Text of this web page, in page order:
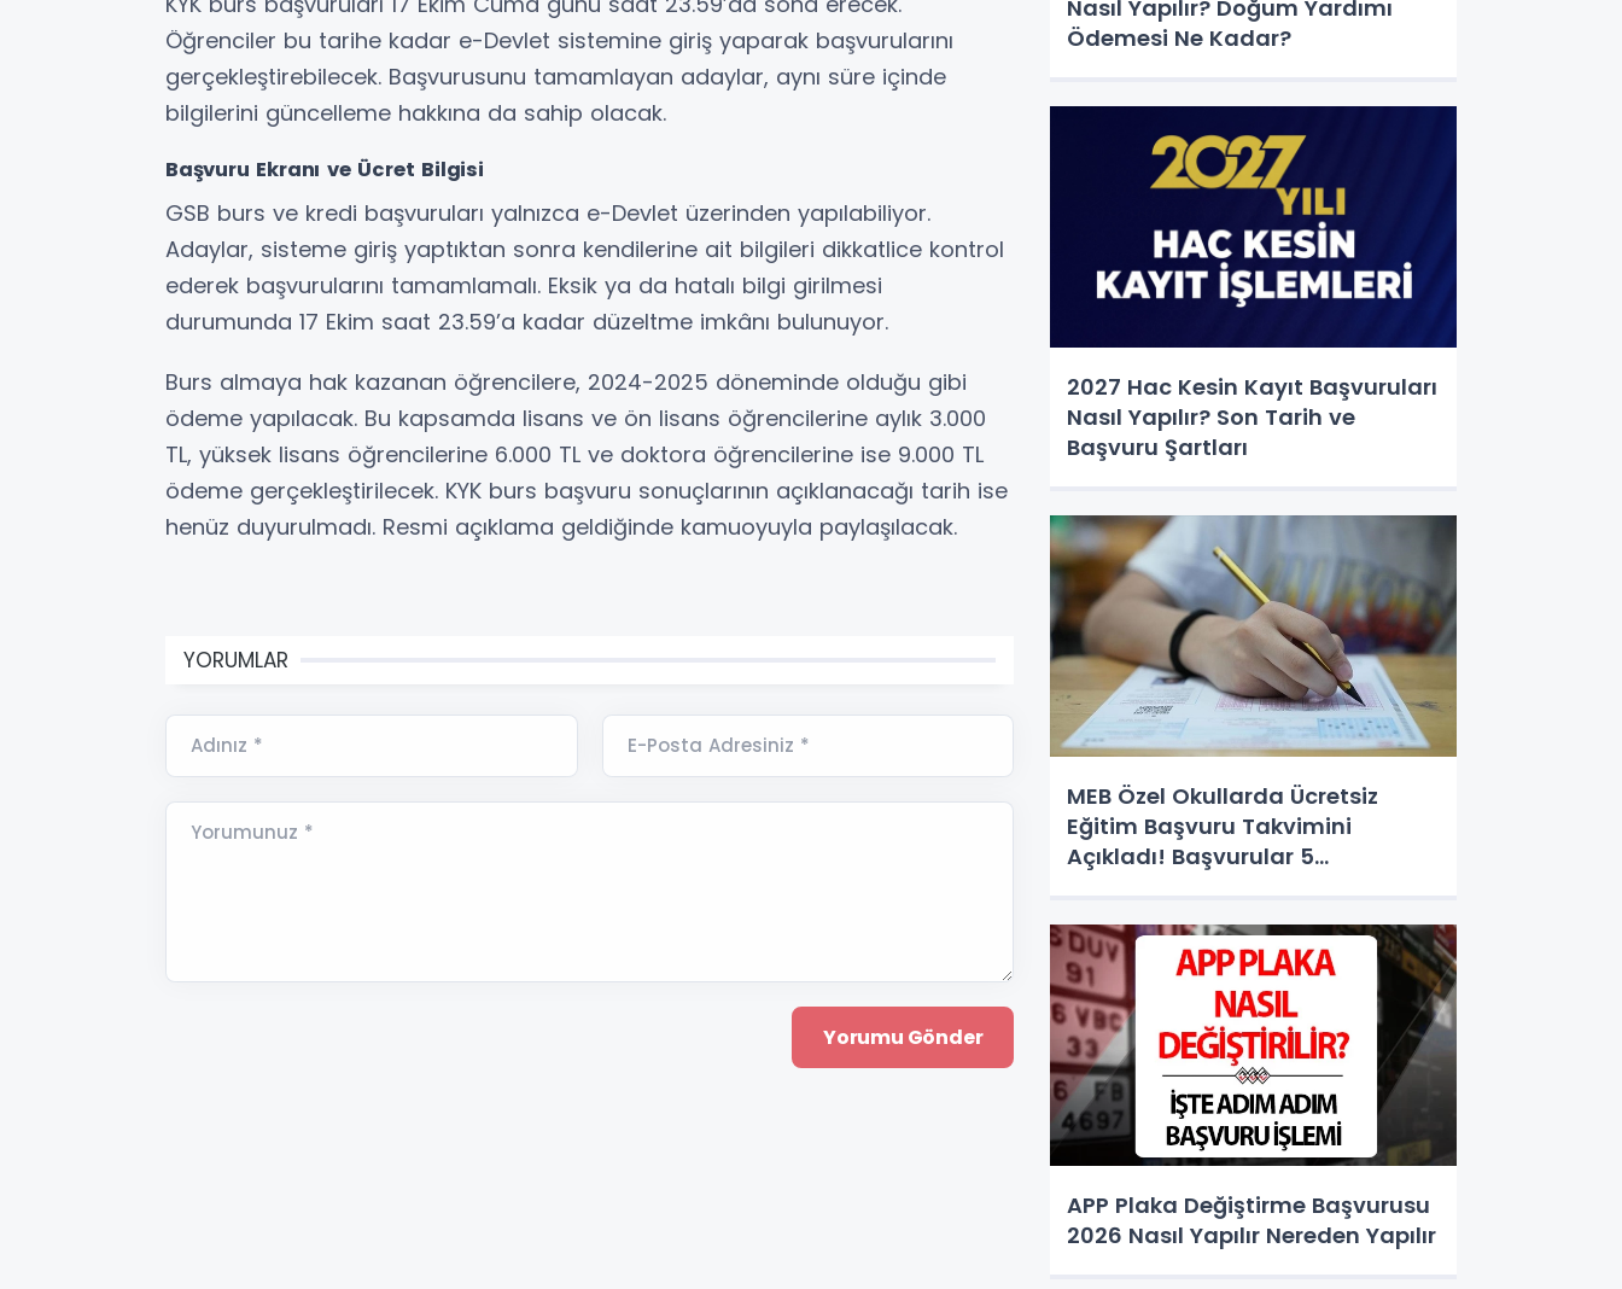
Öğrenciler bu tarihe kadar e-Devlet sistemine giriş yaparak başvurularını
gerçekleştirebilecek. Başvurusunu tamamlayan adaylar, aynı süre içinde
bilgilerini güncelleme hakkına da sahip olacak.
Başvuru Ekranı ve Ücret Bilgisi
GSB burs ve kredi başvuruları yalnızca e-Devlet üzerinden yapılabiliyor.
Adaylar, sisteme giriş yaptıktan sonra kendilerine ait bilgileri dikkatlice kontrol
ederek başvurularını tamamlamalı. Eksik ya da hatalı bilgi girilmesi
durumunda 17 Ekim saat 23.59’a kadar düzeltme imkânı bulunuyor.
Burs almaya hak kazanan öğrencilere, 2024-2025 döneminde olduğu gibi
ödeme yapılacak. Bu kapsamda lisans ve ön lisans öğrencilerine aylık 3.000
TL, yüksek lisans öğrencilerine 6.000 TL ve doktora öğrencilerine ise 9.000 TL
ödeme gerçekleştirilecek. KYK burs başvuru sonuçlarının açıklanacağı tarih ise
henüz duyurulmadı. Resmi açıklama geldiğinde kamuoyuyla paylaşılacak.
YORUMLAR
Adınız * E-Posta Adresiniz *
Yorumunuz *
Nasıl Yapılır? Doğum Yardımı
Ödemesi Ne Kadar?
2027 Hac Kesin Kayıt Başvuruları
Nasıl Yapılır? Son Tarih ve
Başvuru Şartları
MEB Özel Okullarda Ücretsiz
Eğitim Başvuru Takvimini
Açıkladı! Başvurular 5
APP Plaka Değiştirme Başvurusu
2026 Nasıl Yapılır Nereden Yapılır